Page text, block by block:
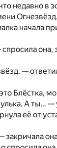
недавно в
начала
она,
—
Блёстка,
А ты…
её от